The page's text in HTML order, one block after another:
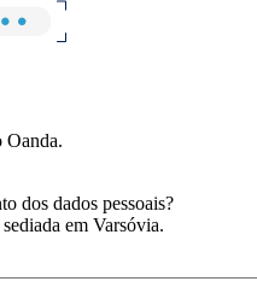
Oanda.
dos dados pessoais?
em Varsóvia.